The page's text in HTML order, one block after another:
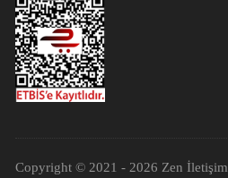
Copyright © 2021 - 2026Zen İletişim